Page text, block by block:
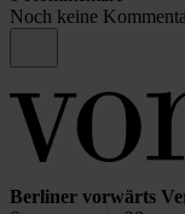
Noch keine
Berliner vorwärts